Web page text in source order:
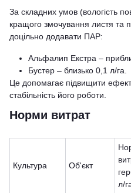
За складних умов (вологість
кращого змочування листя та
доцільно додавати ПАР:
Альфалип Екстра –
Бустер – близько 0,1 л/га.
Це допомагає підвищити
стабільність його роботи.
Норми витрат
Культура Об'єкт
л/